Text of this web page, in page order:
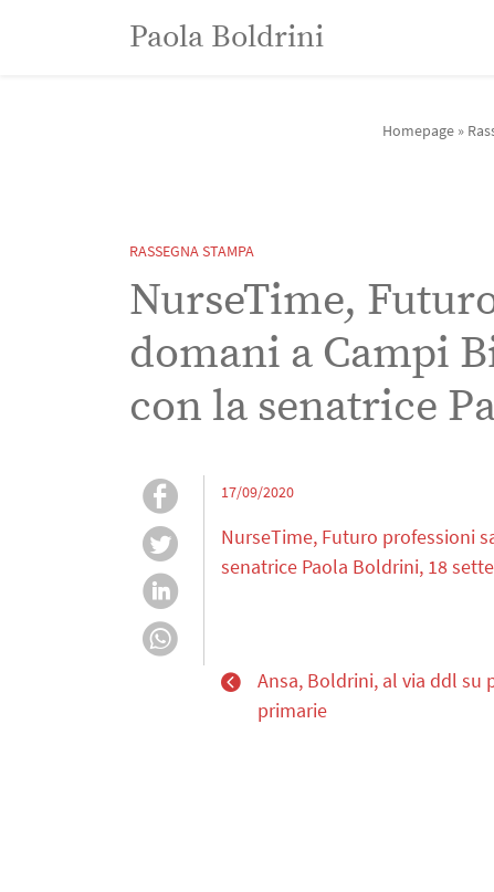
Paola BoldriniPaola Boldrini
Homepage »
RASSEGNA STAMPA
NurseTime,
domani a Campi
con la senatrice
17/09/2020
NurseTime, Futuro professioni
senatrice Paola Boldrini, 18
Ansa, Boldrini, al via ddl su
primarie